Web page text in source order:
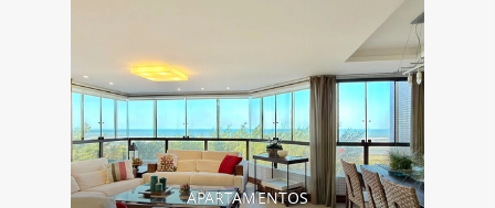
APARTAMENTOS